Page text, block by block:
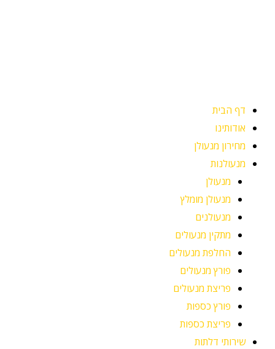
דף הבית
אודותינו
מחירון מנעולן
מנעולנות
מנעולן
מנעולן מומלץ
מנעולנים
מתקין מנעולים
החלפת מנעולים
פורץ מנעולים
פריצת מנעולים
פורץ כספות
פריצת כספות
שירותי דלתות